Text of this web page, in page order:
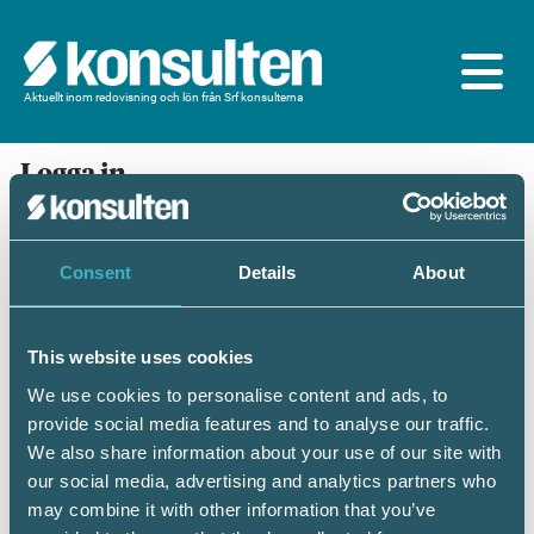
Consent Details About
This website uses cookies
We use cookies to personalise content and ads, to
provide social media features and to analyse our traffic.
We also share information about your use of our site with
our social media, advertising and analytics partners who
may combine it with other information that you’ve
Aktuellt inom redovisning och lön från Srf konsulterna
Logga in
En prenumeration ingår för dig som är
medlem/ansluten till Srf konsulterna. Du loggar in
med BankID eller samma lösenord som du har på
Mobilt BankID
Personnummer(ÅÅÅÅMMDDNNNN)